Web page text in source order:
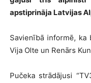
apstiprināja Latvijas
Savienībā informē, ka
Vija Olte un Renārs
Pučeka strādājusi